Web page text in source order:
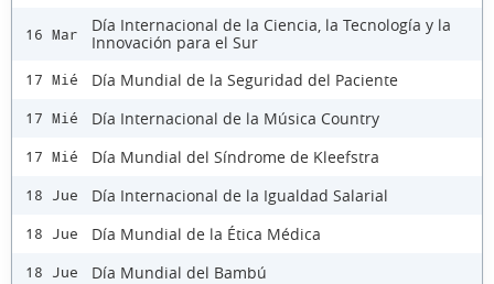
16 Mar
Día Internacional de la Ciencia, la Tecnología y la
Innovación para el Sur
17 Mié Día Mundial de la Seguridad del Paciente
17 Mié Día Internacional de la Música Country
17 Mié Día Mundial del Síndrome de Kleefstra
18 Jue Día Internacional de la Igualdad Salarial
18 Jue Día Mundial de la Ética Médica
18 Jue Día Mundial del Bambú